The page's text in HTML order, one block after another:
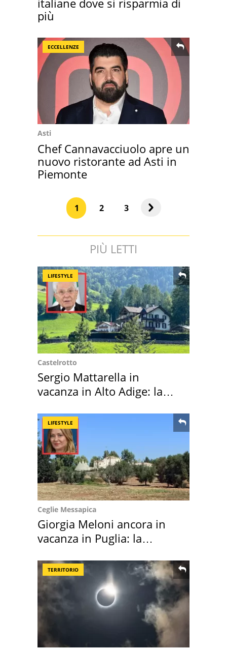
italiane dove si risparmia di
più
ECCELLENZE
Asti
Chef Cannavacciuolo apre un
nuovo ristorante ad Asti in
Piemonte
1 2 3
PIÙ LETTI
LIFESTYLE
Castelrotto
Sergio Mattarella in
vacanza in Alto Adige: la
LIFESTYLE
Ceglie Messapica
Giorgia Meloni ancora in
vacanza in Puglia: la
TERRITORIO